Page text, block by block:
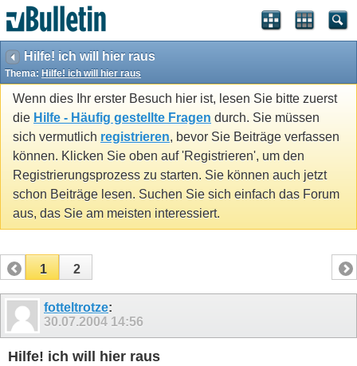
Hilfe! ich will hier raus
Thema: Hilfe! ich will hier raus
Wenn dies Ihr erster Besuch hier ist, lesen Sie bitte zuerst
die Hilfe - Häufig gestellte Fragen durch. Sie müssen
sich vermutlich registrieren, bevor Sie Beiträge verfassen
können. Klicken Sie oben auf 'Registrieren', um den
Registrierungsprozess zu starten. Sie können auch jetzt
schon Beiträge lesen. Suchen Sie sich einfach das Forum
aus, das Sie am meisten interessiert.
1 2
fotteltrotze:
30.07.2004 14:56
Hilfe! ich will hier raus